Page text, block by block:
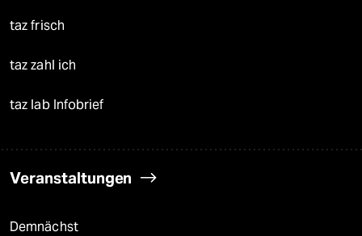
taz frisch
taz zahl ich
taz lab Infobrief
Veranstaltungen
Demnächst